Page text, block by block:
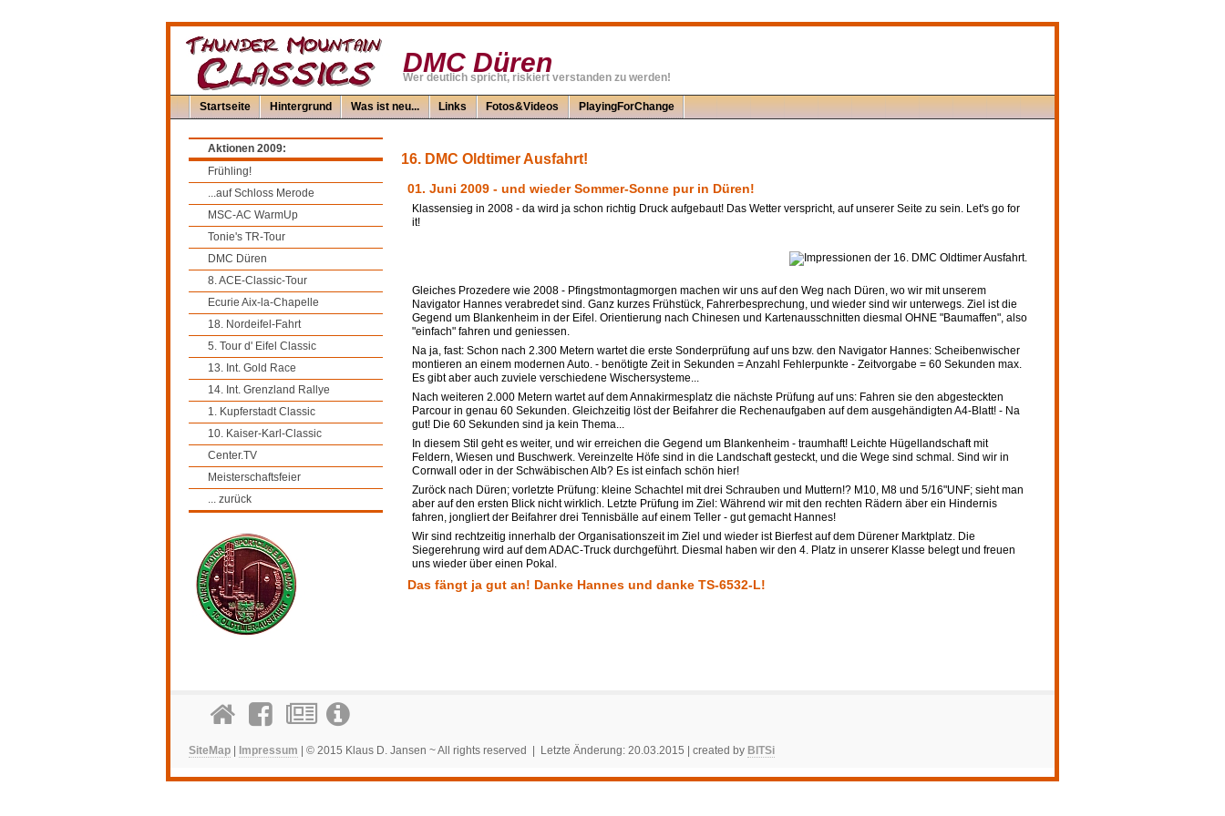
DMC Düren
Wer deutlich spricht, riskiert verstanden zu werden!
Startseite Hintergrund Was ist neu... Links Fotos&Videos PlayingForChange
Aktionen 2009:
Frühling!
...auf Schloss Merode
MSC-AC WarmUp
Tonie's TR-Tour
DMC Düren
8. ACE-Classic-Tour
Ecurie Aix-la-Chapelle
18. Nordeifel-Fahrt
5. Tour d' Eifel Classic
13. Int. Gold Race
14. Int. Grenzland Rallye
1. Kupferstadt Classic
10. Kaiser-Karl-Classic
Center.TV
Meisterschaftsfeier
... zurück
16. DMC Oldtimer Ausfahrt!
01. Juni 2009 - und wieder Sommer-Sonne pur in Düren!
Klassensieg in 2008 - da wird ja schon richtig Druck aufgebaut! Das Wetter verspricht, auf unserer Seite zu sein. Let's go for
it!
Gleiches Prozedere wie 2008 - Pfingstmontagmorgen machen wir uns auf den Weg nach Düren, wo wir mit unserem
Navigator Hannes verabredet sind. Ganz kurzes Frühstück, Fahrerbesprechung, und wieder sind wir unterwegs. Ziel ist die
Gegend um Blankenheim in der Eifel. Orientierung nach Chinesen und Kartenausschnitten diesmal OHNE "Baumaffen", also
"einfach" fahren und geniessen.
Na ja, fast: Schon nach 2.300 Metern wartet die erste Sonderprüfung auf uns bzw. den Navigator Hannes: Scheibenwischer
montieren an einem modernen Auto. - benötigte Zeit in Sekunden = Anzahl Fehlerpunkte - Zeitvorgabe = 60 Sekunden max.
Es gibt aber auch zuviele verschiedene Wischersysteme...
Nach weiteren 2.000 Metern wartet auf dem Annakirmesplatz die nächste Prüfung auf uns: Fahren sie den abgesteckten
Parcour in genau 60 Sekunden. Gleichzeitig löst der Beifahrer die Rechenaufgaben auf dem ausgehändigten A4-Blatt! - Na
gut! Die 60 Sekunden sind ja kein Thema...
In diesem Stil geht es weiter, und wir erreichen die Gegend um Blankenheim - traumhaft! Leichte Hügellandschaft mit
Feldern, Wiesen und Buschwerk. Vereinzelte Höfe sind in die Landschaft gesteckt, und die Wege sind schmal. Sind wir in
Cornwall oder in der Schwäbischen Alb? Es ist einfach schön hier!
Zuröck nach Düren; vorletzte Prüfung: kleine Schachtel mit drei Schrauben und Muttern!? M10, M8 und 5/16"UNF; sieht man
aber auf den ersten Blick nicht wirklich. Letzte Prüfung im Ziel: Während wir mit den rechten Rädern äber ein Hindernis
fahren, jongliert der Beifahrer drei Tennisbälle auf einem Teller - gut gemacht Hannes!
Wir sind rechtzeitig innerhalb der Organisationszeit im Ziel und wieder ist Bierfest auf dem Dürener Marktplatz. Die
Siegerehrung wird auf dem ADAC-Truck durchgeführt. Diesmal haben wir den 4. Platz in unserer Klasse belegt und freuen
uns wieder über einen Pokal.
Das fängt ja gut an! Danke Hannes und danke TS-6532-L!
SiteMap Impressum | © 2015 Klaus D. Jansen ~ All rights reserved | Letzte Änderung: 20.03.2015 | created by BITSi